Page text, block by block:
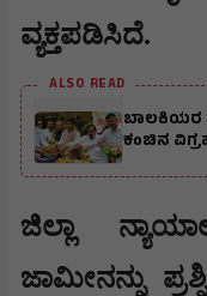
ವ್ಯಕ್ತಪಡಿಸಿದೆ.
ALSO READ
ಬಾಲಕಿಯರ
ಕಂಚಿನ
ಜಿಲ್ಲಾ
ಜಾಮೀನನ್ನು